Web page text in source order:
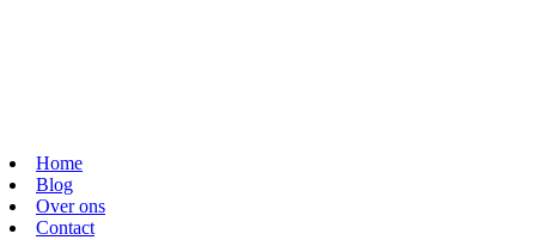
Home
Blog
Over ons
Contact